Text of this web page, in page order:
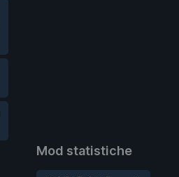
Mod statistiche